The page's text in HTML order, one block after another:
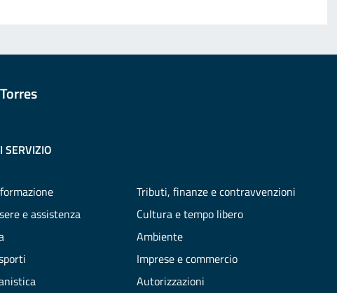
SERVIZIO
e assistenza
Tributi, finanze e contravvenzioni
Cultura e tempo libero
Ambiente
Imprese e commercio
Autorizzazioni